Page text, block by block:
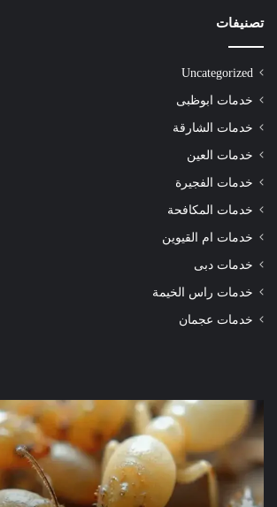
تصنيفات
Uncategorized
خدمات ابوظبى
خدمات الشارقة
خدمات العين
خدمات الفجيرة
خدمات المكافحة
خدمات ام القيوين
خدمات دبى
خدمات راس الخيمة
خدمات عجمان
شركة
مكافحة
الرمة
في
دبي